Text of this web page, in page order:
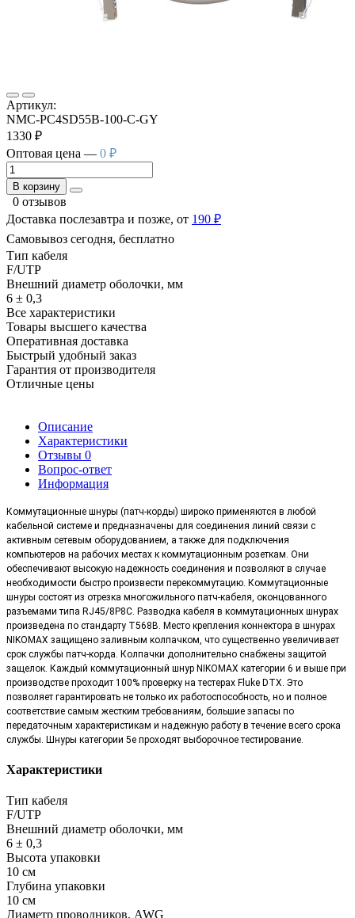
Артикул:
NMC-PC4SD55B-100-C-GY
1330 ₽
Оптовая цена — 0 ₽
В корзину
0 отзывов
Доставка послезавтра и позже, от 190 ₽
Самовывоз сегодня, бесплатно
Тип кабеля
F/UTP
Внешний диаметр оболочки, мм
6 ± 0,3
Все характеристики
Товары высшего качества
Оперативная доставка
Быстрый удобный заказ
Гарантия от производителя
Отличные цены
Описание
Характеристики
Отзывы 0
Вопрос-ответ
Информация
Коммутационные шнуры (патч-корды) широко применяются в любой
кабельной системе и предназначены для соединения линий связи с
активным сетевым оборудованием, а также для подключения
компьютеров на рабочих местах к коммутационным розеткам. Они
обеспечивают высокую надежность соединения и позволяют в случае
необходимости быстро произвести перекоммутацию. Коммутационные
шнуры состоят из отрезка многожильного патч-кабеля, оконцованного
разъемами типа RJ45/8P8C. Разводка кабеля в коммутационных шнурах
произведена по стандарту T568B. Место крепления коннектора в шнурах
NIKOMAX защищено заливным колпачком, что существенно увеличивает
срок службы патч-корда. Колпачки дополнительно снабжены защитой
защелок. Каждый коммутационный шнур NIKOMAX категории 6 и выше при
производстве проходит 100% проверку на тестерах Fluke DTX. Это
позволяет гарантировать не только их работоспособность, но и полное
соответствие самым жестким требованиям, большие запасы по
передаточным характеристикам и надежную работу в течение всего срока
службы. Шнуры категории 5е проходят выборочное тестирование.
Характеристики
Тип кабеля
F/UTP
Внешний диаметр оболочки, мм
6 ± 0,3
Высота упаковки
10 см
Глубина упаковки
10 см
Диаметр проводников, AWG